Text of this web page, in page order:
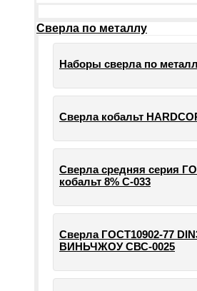
Сверла по металлу
Наборы сверла по
Сверла кобальт
Сверла средняя серия
кобальт 8% С-033
Сверла ГОСТ10902-77
ВИНЬЧЖОУ СВС-0025